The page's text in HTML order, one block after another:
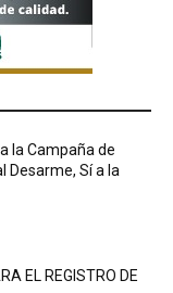
la Campaña de
Desarme, Sí a la
EL REGISTRO DE